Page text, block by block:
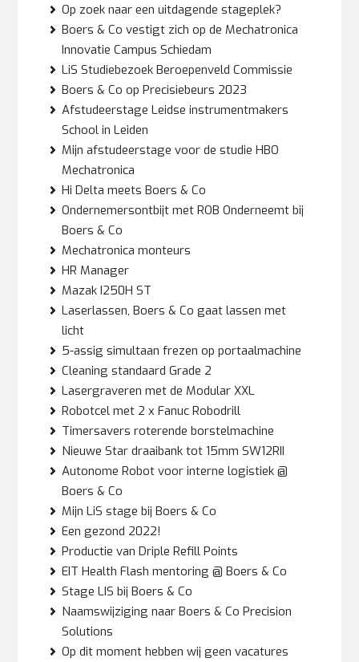
Op zoek naar een uitdagende stageplek?
Boers & Co vestigt zich op de Mechatronica
Innovatie Campus Schiedam
LiS Studiebezoek Beroepenveld Commissie
Boers & Co op Precisiebeurs 2023
Afstudeerstage Leidse instrumentmakers
School in Leiden
Mijn afstudeerstage voor de studie HBO
Mechatronica
Hi Delta meets Boers & Co
Ondernemersontbijt met ROB Onderneemt bij
Boers & Co
Mechatronica monteurs
HR Manager
Mazak I250H ST
Laserlassen, Boers & Co gaat lassen met
licht
5-assig simultaan frezen op portaalmachine
Cleaning standaard Grade 2
Lasergraveren met de Modular XXL
Robotcel met 2 x Fanuc Robodrill
Timersavers roterende borstelmachine
Nieuwe Star draaibank tot 15mm SW12RII
Autonome Robot voor interne logistiek @
Boers & Co
Mijn LiS stage bij Boers & Co
Een gezond 2022!
Productie van Driple Refill Points
EIT Health Flash mentoring @ Boers & Co
Stage LIS bij Boers & Co
Naamswijziging naar Boers & Co Precision
Solutions
Op dit moment hebben wij geen vacatures